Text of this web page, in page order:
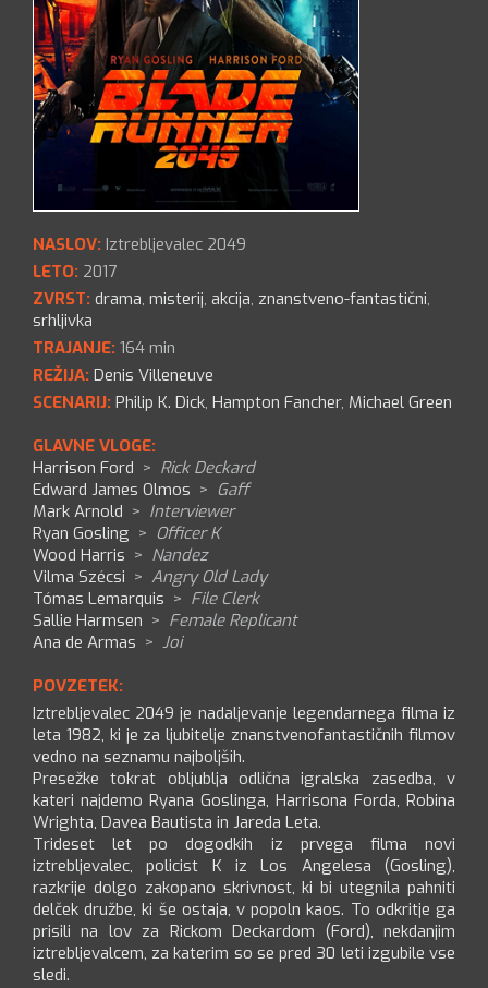
NASLOV: Iztrebljevalec 2049
LETO: 2017
ZVRST: drama, misterij, akcija, znanstveno-fantastični,
srhljivka
TRAJANJE: 164 min
REŽIJA: Denis Villeneuve
SCENARIJ: Philip K. Dick, Hampton Fancher, Michael Green
GLAVNE VLOGE:
Harrison Ford > Rick Deckard
Edward James Olmos > Gaff
Mark Arnold > Interviewer
Ryan Gosling > Officer K
Wood Harris > Nandez
Vilma Szécsi > Angry Old Lady
Tómas Lemarquis > File Clerk
Sallie Harmsen > Female Replicant
Ana de Armas > Joi
POVZETEK:
Iztrebljevalec 2049 je nadaljevanje legendarnega filma iz
leta 1982, ki je za ljubitelje znanstvenofantastičnih filmov
vedno na seznamu najboljših.
Presežke tokrat obljublja odlična igralska zasedba, v
kateri najdemo Ryana Goslinga, Harrisona Forda, Robina
Wrighta, Davea Bautista in Jareda Leta.
Trideset let po dogodkih iz prvega filma novi
iztrebljevalec, policist K iz Los Angelesa (Gosling),
razkrije dolgo zakopano skrivnost, ki bi utegnila pahniti
delček družbe, ki še ostaja, v popoln kaos. To odkritje ga
prisili na lov za Rickom Deckardom (Ford), nekdanjim
iztrebljevalcem, za katerim so se pred 30 leti izgubile vse
sledi.